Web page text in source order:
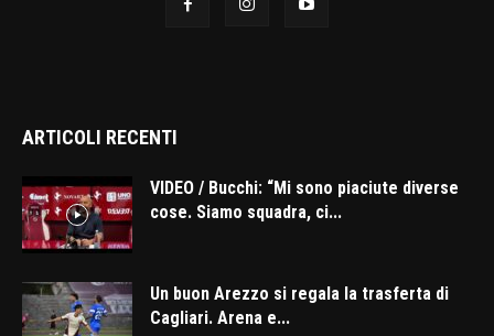
ARTICOLI RECENTI
VIDEO / Bucchi: “Mi sono piaciute diverse
cose. Siamo squadra, ci...
Un buon Arezzo si regala la trasferta di
Cagliari. Arena e...